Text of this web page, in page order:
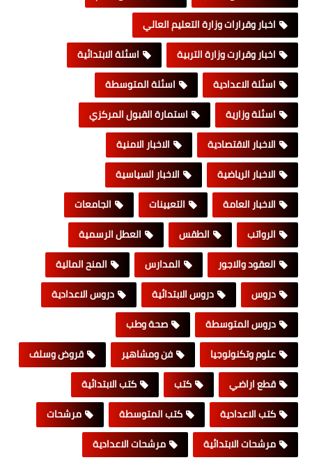
اخبار وقرارات وزارة التعليم العالي
اخبار وقرارت وزارة التربية
اسئلة الابتدائية
اسئلة الاعدادية
اسئلة المتوسطة
اسئلة وزارية
استمارة القبول المركزي
الاخبار الاقتصادية
الاخبار الامنية
الاخبار الرياضية
الاخبار السياسية
الاخبار العامة
التعيينات
الجامعات
الرواتب
الطقس
العطل الرسمية
العقود والاجور
المدارس
المنح المالية
دروس
دروس الابتدائية
دروس الاعدادية
دروس المتوسطة
صحة وطب
علوم وتكنولوجيا
فن ومشاهير
قروض وسلف
قطع اراضي
كتب
كتب الابتدائية
كتب الاعدادية
كتب المتوسطة
مرشحات
مرشحات الابتدائية
مرشحات الاعدادية